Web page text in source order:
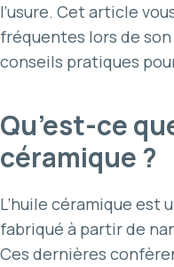
l’usure. Cet article
fréquentes lors de
conseils pratiques
Qu’est-ce
céramique ?
L’huile céramique
fabriqué à partir de
Ces dernières